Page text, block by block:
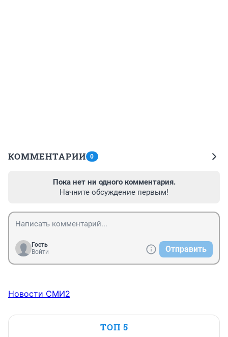
КОММЕНТАРИИ 0
Пока нет ни одного комментария.
Начните обсуждение первым!
Гость
Войти
Отправить
Новости СМИ2
ТОП 5